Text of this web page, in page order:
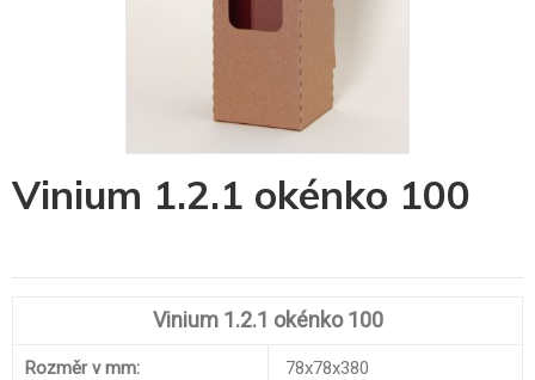
Vinium 1.2.1 okénko 100
Vinium 1.2.1 okénko 100
Rozměr v mm: 78x78x380
to
the